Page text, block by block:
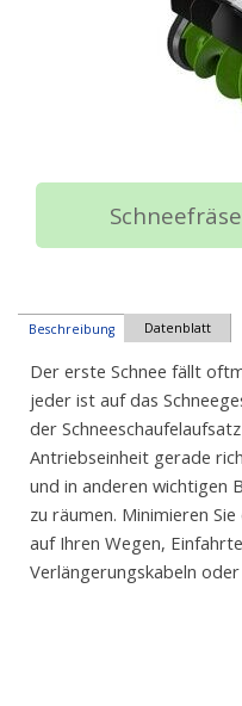
Beschreibung Datenblatt
Der erste Schnee fällt
jeder ist auf das
der
Antriebseinheit gerade
und in anderen wichtigen
zu räumen. Minimieren
auf Ihren Wegen,
Verlängerungskabeln